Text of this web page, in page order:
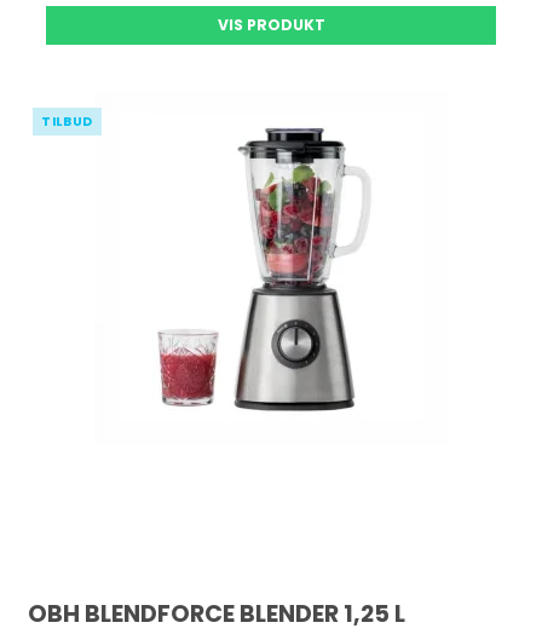
VIS PRODUKT
TILBUD
OBH BLENDFORCE BLENDER 1,25 L